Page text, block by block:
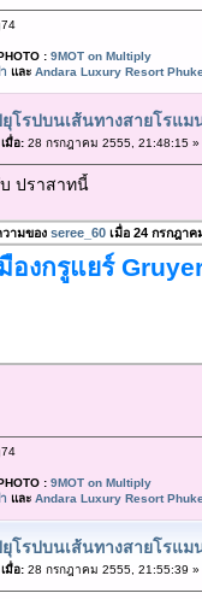
: 9MOT on Multiply
และ Andara Luxury Resort
โรปบนเส้นทางสายโรแม
มื่อ:28 กรกฎาคม 2555, 21:48:15 »
ปราสาทนี้
ามของ seree_60เมื่อ 24 กรกฎาค
องกรูแยร์
: 9MOT on Multiply
และ Andara Luxury Resort
โรปบนเส้นทางสายโรแม
มื่อ:28 กรกฎาคม 2555, 21:55:39 »